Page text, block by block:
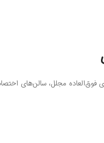
فوق‌العاده مجلل، سالن‌های